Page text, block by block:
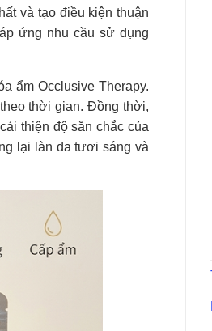
và tạo điều kiện thuận
ứng nhu cầu sử dụng
ẩm Occlusive Therapy.
thời gian. Đồng thời,
thiện độ săn chắc của
lại làn da tươi sáng và